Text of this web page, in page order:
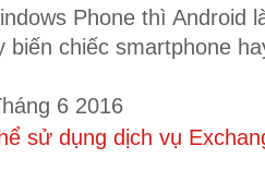
Phone thì Android
biến chiếc smartphone
6 2016
sử dụng dịch vụ